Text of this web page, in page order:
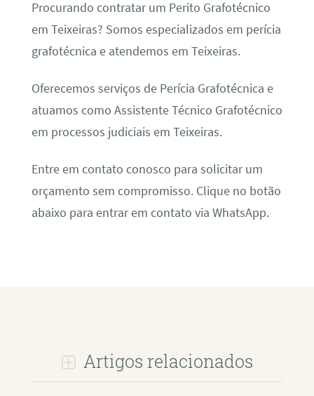
Procurando contratar um Perito Grafotécnico
em Teixeiras? Somos especializados em perícia
grafotécnica e atendemos em Teixeiras.
Oferecemos serviços de Perícia Grafotécnica e
atuamos como Assistente Técnico Grafotécnico
em processos judiciais em Teixeiras.
Entre em contato conosco para solicitar um
orçamento sem compromisso. Clique no botão
abaixo para entrar em contato via WhatsApp.
Artigos relacionados